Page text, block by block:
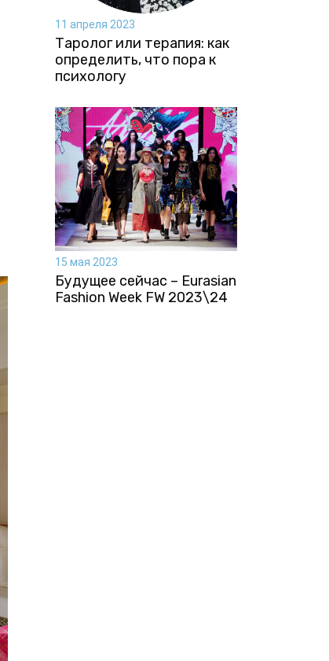
11 апреля 2023
Таролог или терапия: как
определить, что пора к
психологу
15 мая 2023
Будущее сейчас – Eurasian
Fashion Week FW 2023\24